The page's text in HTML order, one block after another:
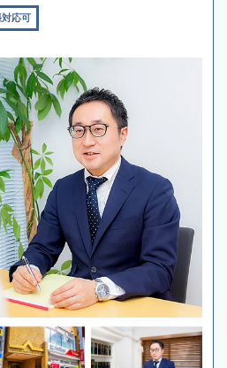
応可